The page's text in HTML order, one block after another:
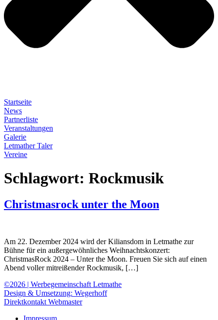
Startseite
News
Partnerliste
Veranstaltungen
Galerie
Letmather Taler
Vereine
Schlagwort: Rockmusik
Christmasrock unter the Moon
Am 22. Dezember 2024 wird der Kiliansdom in Letmathe zur
Bühne für ein außergewöhnliches Weihnachtskonzert:
ChristmasRock 2024 – Unter the Moon. Freuen Sie sich auf einen
Abend voller mitreißender Rockmusik, […]
©2026 | Werbegemeinschaft Letmathe
Design & Umsetzung: Wegerhoff
Direktkontakt Webmaster
Impressum